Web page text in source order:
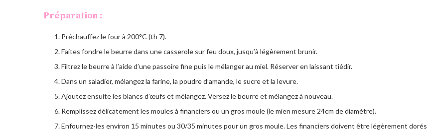
Préparation :
Préchauffez le four à 200°C (th 7).
Faites fondre le beurre dans une casserole sur feu doux, jusqu’à légèrement brunir.
Filtrez le beurre à l’aide d’une passoire fine puis le mélanger au miel. Réserver en laissant tiédir.
Dans un saladier, mélangez la farine, la poudre d’amande, le sucre et la levure.
Ajoutez ensuite les blancs d’œufs et mélangez. Versez le beurre et mélangez à nouveau.
Remplissez délicatement les moules à financiers ou un gros moule (le mien mesure 24cm de diamètre).
Enfournez-les environ 15 minutes ou 30/35 minutes pour un gros moule. Les financiers doivent être légèrement dorés